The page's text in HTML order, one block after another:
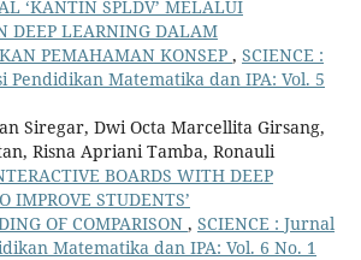
‘KANTIN SPLDV’ MELALUI
DEEP LEARNING DALAM
PEMAHAMAN KONSEP , SCIENCE :
Pendidikan Matematika dan IPA: Vol. 5
Siregar, Dwi Octa Marcellita Girsang,
Risna Apriani Tamba, Ronauli
BOARDS WITH DEEP
IMPROVE STUDENTS’
OF COMPARISON , SCIENCE : Jurnal
Matematika dan IPA: Vol. 6 No. 1